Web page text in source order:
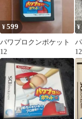
¥599
パワプロクンポケット
12
¥